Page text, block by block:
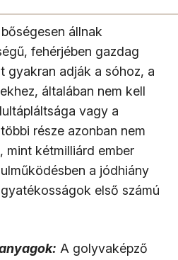
állnak
fehérjében gazdag
gyakran adják a sóhoz, a
általában nem kell
vagy a
része azonban nem
mint kétmilliárd ember
a jódhiány
első számú
A golyvaképző